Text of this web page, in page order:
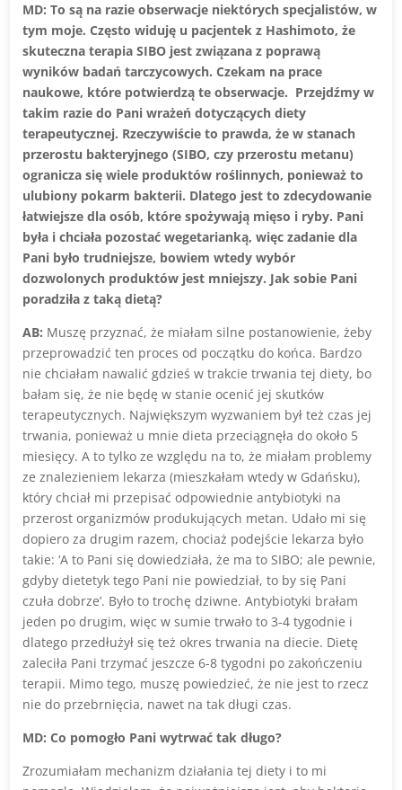
MD: To są na razie obserwacje niektórych specjalistów, w
tym moje. Często widuję u pacjentek z Hashimoto, że
skuteczna terapia SIBO jest związana z poprawą
wyników badań tarczycowych. Czekam na prace
naukowe, które potwierdzą te obserwacje. Przejdźmy w
takim razie do Pani wrażeń dotyczących diety
terapeutycznej. Rzeczywiście to prawda, że w stanach
przerostu bakteryjnego (SIBO, czy przerostu metanu)
ogranicza się wiele produktów roślinnych, ponieważ to
ulubiony pokarm bakterii. Dlatego jest to zdecydowanie
łatwiejsze dla osób, które spożywają mięso i ryby. Pani
była i chciała pozostać wegetarianką, więc zadanie dla
Pani było trudniejsze, bowiem wtedy wybór
dozwolonych produktów jest mniejszy. Jak sobie Pani
poradziła z taką dietą?
AB: Muszę przyznać, że miałam silne postanowienie, żeby
przeprowadzić ten proces od początku do końca. Bardzo
nie chciałam nawalić gdzieś w trakcie trwania tej diety, bo
bałam się, że nie będę w stanie ocenić jej skutków
terapeutycznych. Największym wyzwaniem był też czas jej
trwania, ponieważ u mnie dieta przeciągnęła do około 5
miesięcy. A to tylko ze względu na to, że miałam problemy
ze znalezieniem lekarza (mieszkałam wtedy w Gdańsku),
który chciał mi przepisać odpowiednie antybiotyki na
przerost organizmów produkujących metan. Udało mi się
dopiero za drugim razem, chociaż podejście lekarza było
takie: ‘A to Pani się dowiedziała, że ma to SIBO; ale pewnie,
gdyby dietetyk tego Pani nie powiedział, to by się Pani
czuła dobrze’. Było to trochę dziwne. Antybiotyki brałam
jeden po drugim, więc w sumie trwało to 3-4 tygodnie i
dlatego przedłużył się też okres trwania na diecie. Dietę
zaleciła Pani trzymać jeszcze 6-8 tygodni po zakończeniu
terapii. Mimo tego, muszę powiedzieć, że nie jest to rzecz
nie do przebrnięcia, nawet na tak długi czas.
MD: Co pomogło Pani wytrwać tak długo?
Zrozumiałam mechanizm działania tej diety i to mi